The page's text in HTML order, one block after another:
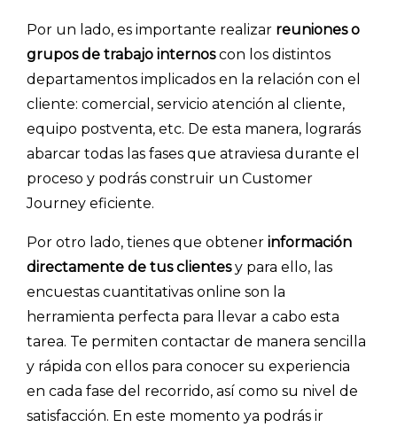
Por un lado, es importante realizar reuniones o
grupos de trabajo internoscon los distintos
departamentos implicados en la relación con el
cliente: comercial, servicio atención al cliente,
equipo postventa, etc. De esta manera, lograrás
abarcar todas las fases que atraviesa durante el
proceso y podrás construir un Customer
Journey eficiente.
Por otro lado, tienes que obtener información
directamente de tus clientesy para ello, las
encuestas cuantitativas online son la
herramienta perfecta para llevar a cabo esta
tarea. Te permiten contactar de manera sencilla
y rápida con ellos para conocer su experiencia
en cada fase del recorrido, así como su nivel de
satisfacción. En este momento ya podrás ir